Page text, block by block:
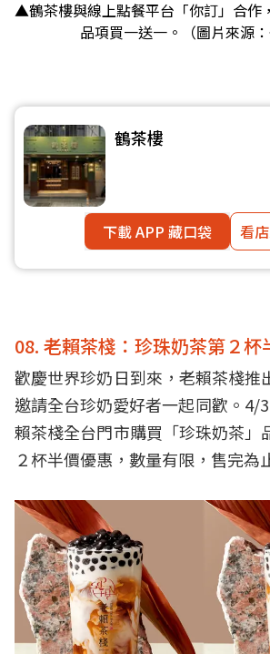
▲鶴茶樓與線上點餐平台「你訂」合作
品項買一送一。（圖片來源：
鶴茶樓
下載 APP 藏口袋 看
08. 老賴茶棧：珍珠奶茶第２杯
歡慶世界珍奶日到來，老賴茶棧推
邀請全台珍奶愛好者一起同歡。4/
賴茶棧全台門市購買「珍珠奶茶」
２杯半價優惠，數量有限，售完為